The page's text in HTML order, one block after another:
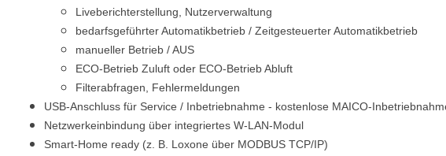
Liveberichterstellung, Nutzerverwaltung
bedarfsgeführter Automatikbetrieb / Zeitgesteuerter Automatikbetrieb
manueller Betrieb / AUS
ECO-Betrieb Zuluft oder ECO-Betrieb Abluft
Filterabfragen, Fehlermeldungen
USB-Anschluss für Service / Inbetriebnahme - kostenlose MAICO-
Netzwerkeinbindung über integriertes W-LAN-Modul
Smart-Home ready (z. B. Loxone über MODBUS TCP/IP)